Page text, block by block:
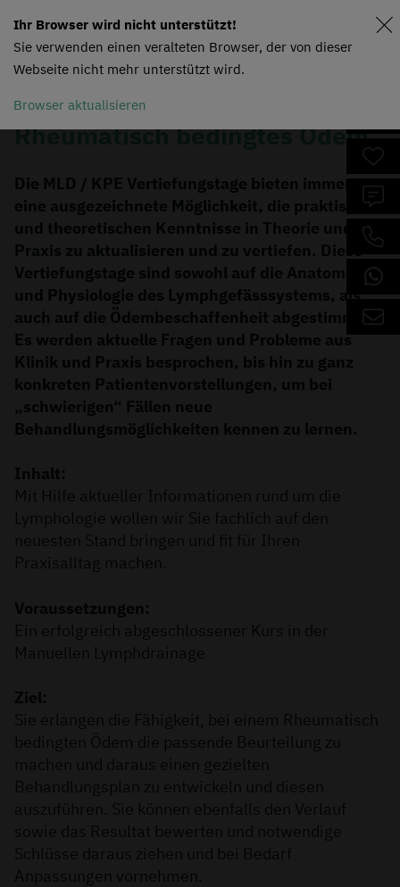
Rheumatisch bedingtes Ödem
Die MLD / KPE Vertiefungstage bieten immer
eine ausgezeichnete Möglichkeit, die praktischen
und theoretischen Kenntnisse in Theorie und
Praxis zu aktualisieren und zu vertiefen. Diese
Vertiefungstage sind sowohl auf die Anatomie
und Physiologie des Lymphgefässsystems, als
auch auf die Ödembeschaffenheit abgestimmt.
Es werden aktuelle Fragen und Probleme aus
Klinik und Praxis besprochen, bis hin zu ganz
konkreten Patientenvorstellungen, um bei
„schwierigen“ Fällen neue
Behandlungsmöglichkeiten kennen zu lernen.
Inhalt:
Mit Hilfe aktueller Informationen rund um die
Lymphologie wollen wir Sie fachlich auf den
neuesten Stand bringen und fit für Ihren
Praxisalltag machen.
Voraussetzungen:
Ein erfolgreich abgeschlossener Kurs in der
Manuellen Lymphdrainage
Ziel:
Sie erlangen die Fähigkeit, bei einem Rheumatisch
bedingten Ödem die passende Beurteilung zu
machen und daraus einen gezielten
Behandlungsplan zu entwickeln und diesen
auszuführen. Sie können ebenfalls den Verlauf
sowie das Resultat bewerten und notwendige
Schlüsse daraus ziehen und bei Bedarf
Anpassungen vornehmen.
Ihr Browser wird nicht unterstützt!
Sie verwenden einen veralteten Browser, der von dieser
Webseite nicht mehr unterstützt wird.
Browser aktualisieren